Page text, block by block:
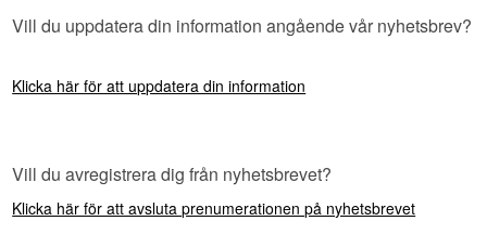
Vill du uppdatera din information angående vår nyhetsbrev?
Klicka här för att uppdatera din information
Vill du avregistrera dig från nyhetsbrevet?
Klicka här för att avsluta prenumerationen på nyhetsbrevet